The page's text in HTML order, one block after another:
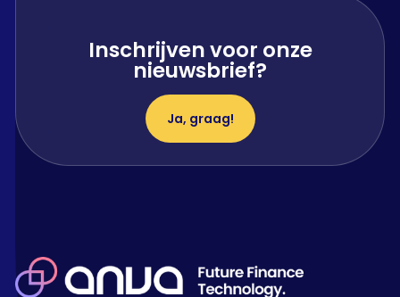
Inschrijven voor onze
nieuwsbrief?
Ja, graag!